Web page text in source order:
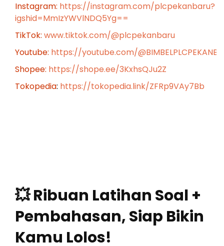
Instagram: https://instagram.com/plcpekanbaru?
igshid=MmIzYWVlNDQ5Yg==
TikTok: www.tiktok.com/@plcpekanbaru
Youtube: https://youtube.com/
Shopee: https://shope.ee/3KxhsQJu2Z
Tokopedia: https://tokopedia.link/ZFRp9VAy7Bb
💥 Ribuan Latihan Soal +
Pembahasan, Siap Bikin
Kamu Lolos!